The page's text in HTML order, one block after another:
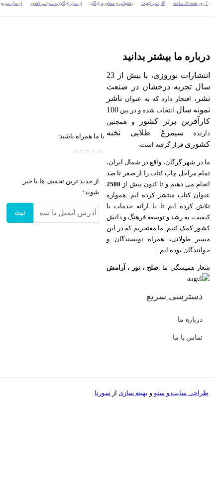
گارانتی کیفیت پشتیبانی و مشاوره رایگان ارسال رایگان به سراسر کشور ارسال سریع
درباره ما بیشتر بدانید
انتشارات نوروزی، با بیش از 23
سال تجربه درخشان در صنعت
نشر،افتخار دارد که به عنوانناشر
نمونه سالانتخاب شده و در بین 100
کارآفرین برتر کشور
و همچنین
دارندهسیمرغ طلایی نخبه
کشوریقرار گرفته است.
ما در شهر گرگان، واقع در شمال ایران،
تمام مراحل چاپ کتاب را از صفر تا صد
انجام می دهیم و تا کنون بیش از2500
عنوان کتاب منتشر کرده ایم. همواره
تلاش کرده ایم تا با ارائه خدمات با
کیفیت، به رشد و توسعه فرهنگ و دانش
کشور کمک کنیم. ما مفتخریم که در این
مسیر طولانی، همراه نویسندگان و
خوانندگان بوده ایم.
شعار همیشگی ما : صلح ، نور ، آرامش
دسترسی سریع
درباره ما
تماس با ما
با ما همراه باشید:
از جدید ترین تخفیف ها با خبر
شوید:
ثبت
طراحی سایت وسئو وبهینه سازیازسورنا